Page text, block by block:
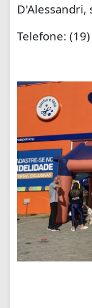
D'Alessandri,
Telefone: